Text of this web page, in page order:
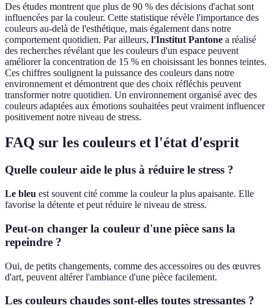
Des études montrent que plus de 90 % des décisions d'achat sont
influencées par la couleur. Cette statistique révèle l'importance des
couleurs au-delà de l'esthétique, mais également dans notre
comportement quotidien. Par ailleurs, l'Institut Pantone a réalisé
des recherches révélant que les couleurs d'un espace peuvent
améliorer la concentration de 15 % en choisissant les bonnes teintes.
Ces chiffres soulignent la puissance des couleurs dans notre
environnement et démontrent que des choix réfléchis peuvent
transformer notre quotidien. Un environnement organisé avec des
couleurs adaptées aux émotions souhaitées peut vraiment influencer
positivement notre niveau de stress.
FAQ sur les couleurs et l'état d'esprit
Quelle couleur aide le plus à réduire le stress ?
Le bleu est souvent cité comme la couleur la plus apaisante. Elle
favorise la détente et peut réduire le niveau de stress.
Peut-on changer la couleur d'une pièce sans la
repeindre ?
Oui, de petits changements, comme des accessoires ou des œuvres
d'art, peuvent altérer l'ambiance d'une pièce facilement.
Les couleurs chaudes sont-elles toutes stressantes ?